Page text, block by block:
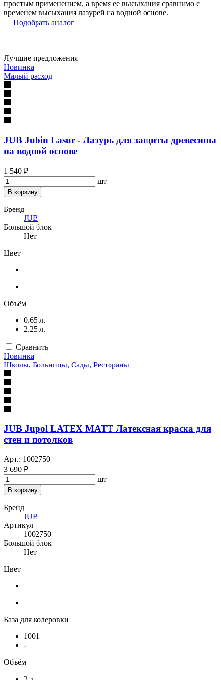
простым применением, а время ее высыхания сравнимо с
временем высыхания лазурей на водной основе.
Подобрать аналог
Лучшие предложения
Новинка
Малый расход
JUB Jubin Lasur - Лазурь для защиты древесины
на водной основе
1 540 ₽
шт
В корзину
Бренд
JUB
Большой блок
Нет
Цвет
Объём
0.65 л.
2.25 л.
Сравнить
Новинка
Школы, Больницы, Сады, Рестораны
JUB Jupol LATEX MATT Латексная краска для
стен и потолков
Арт.: 1002750
3 690 ₽
шт
В корзину
Бренд
JUB
Артикул
1002750
Большой блок
Нет
Цвет
База для колеровки
1001
-
Объём